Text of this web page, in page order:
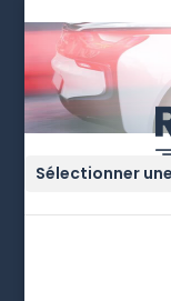
Sélectionner